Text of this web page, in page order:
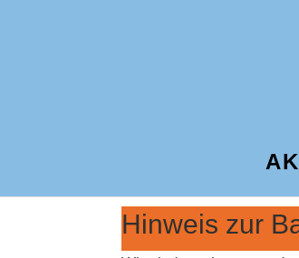
Hinweis zur